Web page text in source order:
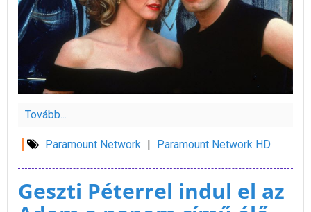
Tovább...
Paramount Network | Paramount Network HD
Geszti Péterrel indul el az